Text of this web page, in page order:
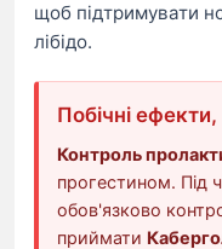
щоб підтримувати
лібідо.
Побічні
Контроль
прогестином. Під
обов'язково
приймати